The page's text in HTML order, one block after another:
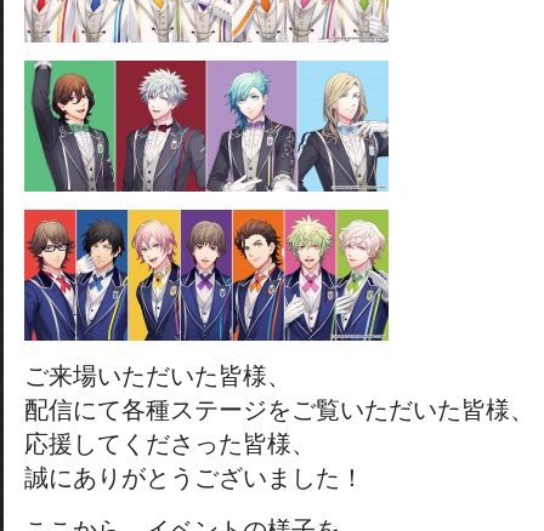
ご来場いただいた皆様、
配信にて各種ステージをご覧いただいた皆様、
応援してくださった皆様、
誠にありがとうございました！